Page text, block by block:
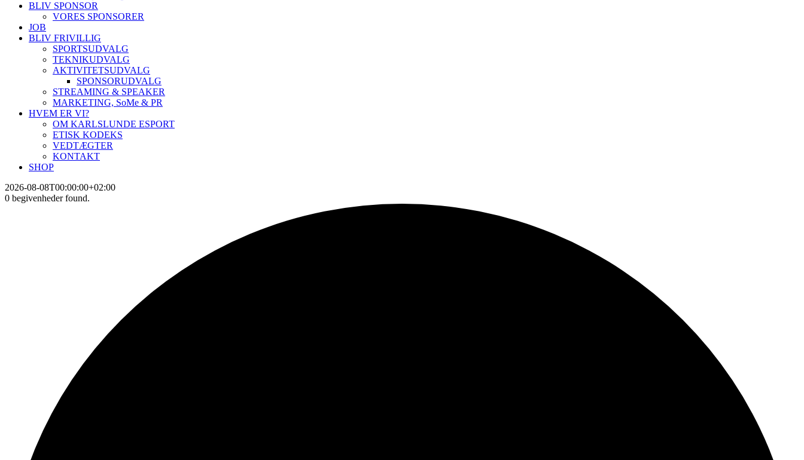
BLIV SPONSOR
VORES SPONSORER
JOB
BLIV FRIVILLIG
SPORTSUDVALG
TEKNIKUDVALG
AKTIVITETSUDVALG
SPONSORUDVALG
STREAMING & SPEAKER
MARKETING, SoMe & PR
HVEM ER VI?
OM KARLSLUNDE ESPORT
ETISK KODEKS
VEDTÆGTER
KONTAKT
SHOP
2026-08-08T00:00:00+02:00
0 begivenheder found.